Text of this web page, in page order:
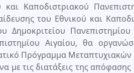
Καποδιστριακού
του Εθνικού και
Δημοκριτείου
Αιγαίου, θα
Πρόγραμμα
με τις διατάξεις της